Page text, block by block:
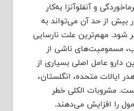
و آنفلوآنزا به‌کار
بیش از حد آن می‌تواند به
شود. مهم‌ترین علت نارسایی
مسمومیت‌های ناشی از
دارو عامل اصلی بسیاری از
ایالات متحده، انگلستان،
است. مشروبات الکلی خطر
را افزایش می‌دهند.